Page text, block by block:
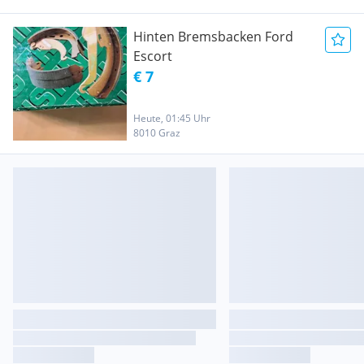
Hinten Bremsbacken Ford
Escort
€ 7
Heute, 01:45 Uhr
8010 Graz